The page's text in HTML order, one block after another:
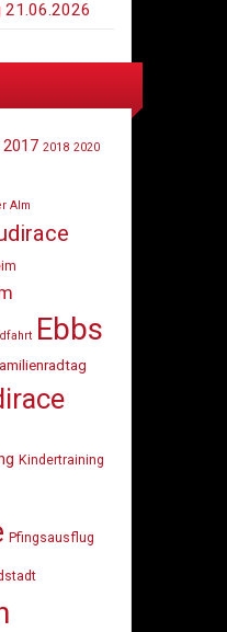
21.06.2026
2017 2018 2020
Alm
Ebbs
Kindertraining
Pfingsausflug